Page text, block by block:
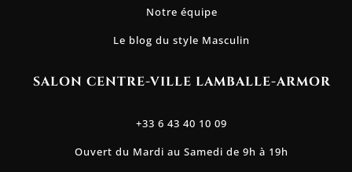
Notre équipe
Le blog du style Masculin
SALON CENTRE-VILLE LAMBALLE-ARMOR
+33 6 43 40 10 09
Ouvert du Mardi au Samedi de 9h à 19h